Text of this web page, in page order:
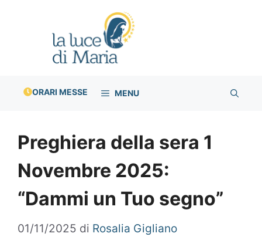
ORARI MESSE MENU
Preghiera della sera 1
Novembre 2025:
“Dammi un Tuo segno”
01/11/2025 di Rosalia Gigliano